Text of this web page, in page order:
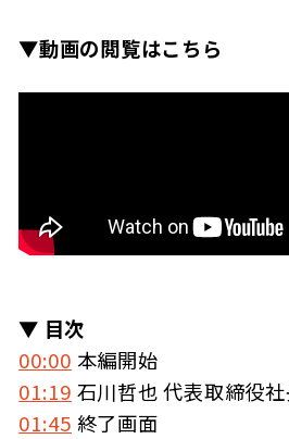
▼動画の閲覧はこちら
▼ 目次
00:00 本編開始
01:19 石川哲也 代表取締役
01:45 終了画面